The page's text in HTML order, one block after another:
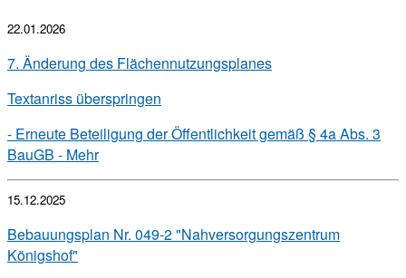
22.01.2026
7. Änderung des Flächennutzungsplanes
Textanriss überspringen
- Erneute Beteiligung der Öffentlichkeit gemäß § 4a Abs. 3
BauGB - Mehr
15.12.2025
Bebauungsplan Nr. 049-2 "Nahversorgungszentrum
Königshof"